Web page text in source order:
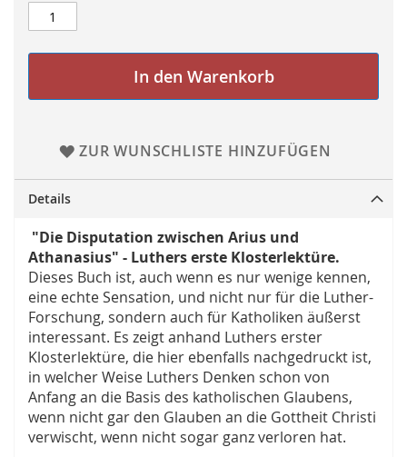
In den Warenkorb
ZUR WUNSCHLISTE HINZUFÜGEN
Details
"Die Disputation zwischen Arius und
Athanasius" - Luthers erste Klosterlektüre.
Dieses Buch ist, auch wenn es nur wenige kennen,
eine echte Sensation, und nicht nur für die Luther-
Forschung, sondern auch für Katholiken äußerst
interessant. Es zeigt anhand Luthers erster
Klosterlektüre, die hier ebenfalls nachgedruckt ist,
in welcher Weise Luthers Denken schon von
Anfang an die Basis des katholischen Glaubens,
wenn nicht gar den Glauben an die Gottheit Christi
verwischt, wenn nicht sogar ganz verloren hat.